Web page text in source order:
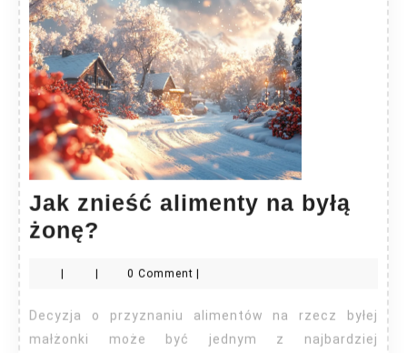
Jak znieść alimenty na byłą
żonę?
alimenty
na
byłą
0 Comment
Decyzja o przyznaniu alimentów na rzecz byłej
małżonki może być jednym z najbardziej